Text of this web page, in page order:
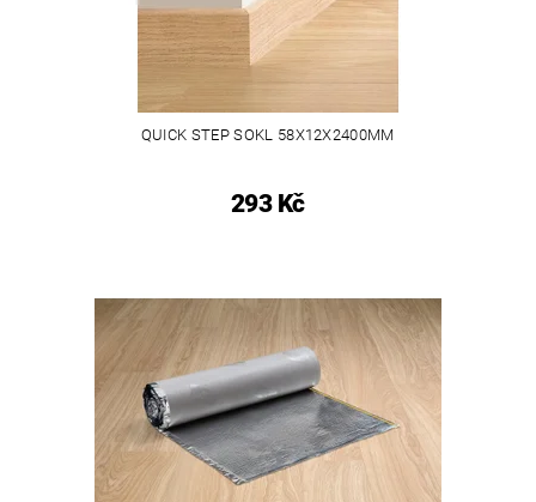
QUICK STEP SOKL 58X12X2400MM
293 Kč